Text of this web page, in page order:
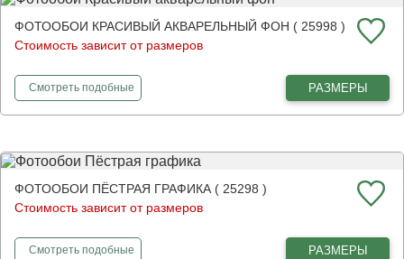
ФОТООБОИ КРАСИВЫЙ АКВАРЕЛЬНЫЙ ФОН ( 25998 )
Стоимость зависит от размеров
Смотретьфотообои
подобные РАЗМЕРЫ
ФОТООБОИ ПЁСТРАЯ ГРАФИКА ( 25298 )
Стоимость зависит от размеров
Смотретьфотообои
подобные РАЗМЕРЫ